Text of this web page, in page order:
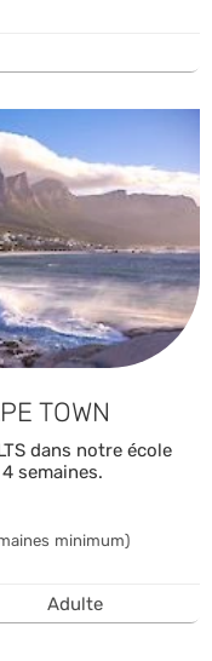
TOWN
dans notre école
semaines.
minimum)
Adulte